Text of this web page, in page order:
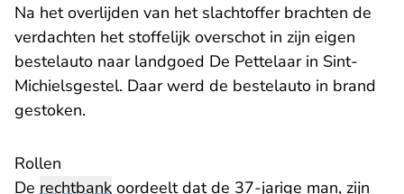
Na het overlijden van het slachtoffer brachten de
verdachten het stoffelijk overschot in zijn eigen
bestelauto naar landgoed De Pettelaar in Sint-
Michielsgestel. Daar werd de bestelauto in brand
gestoken.
Rollen
De rechtbank oordeelt dat de 37-jarige man, zijn